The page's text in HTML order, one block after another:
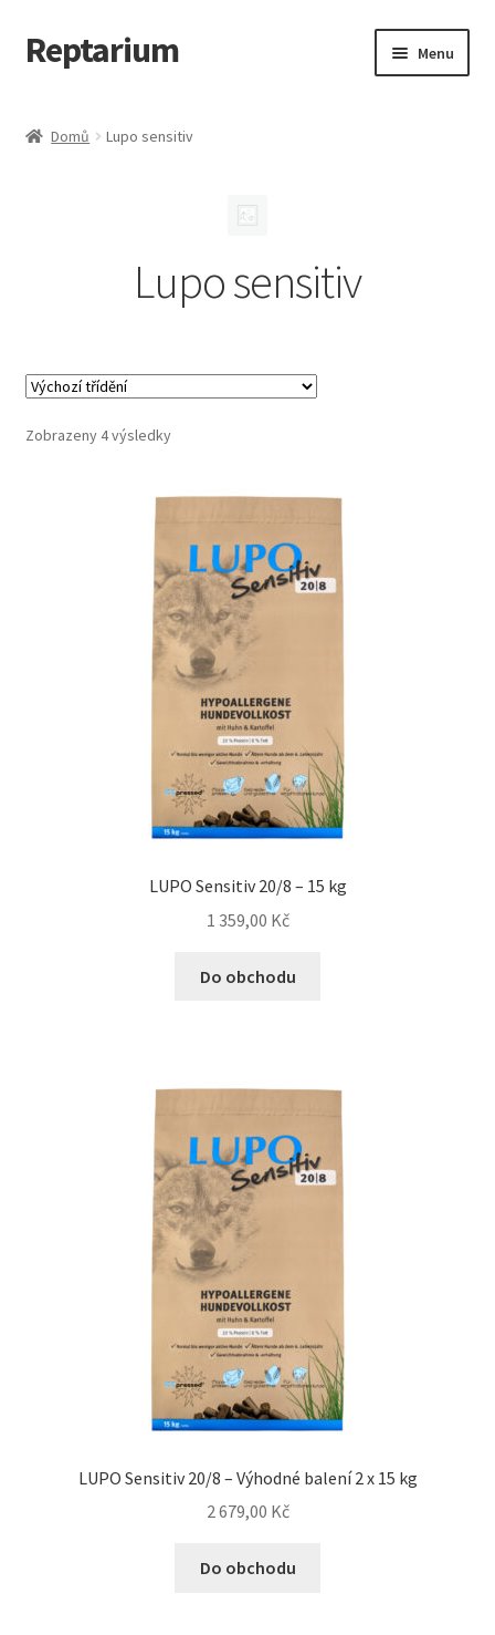
Přeskočit
na
Přejít
k
webu
Reptarium Menu
Malá zvířata — Klece, krmivo, vybavení
Pokladna
Concept for Life pro kočky — Krmivo pro každou životní
Feringa pro kočky — Lisované za studena a přírodní
Fontány pro kočky
Hill’s pro kočky — Veterinární a prémiová výživa
Kočičí toalety
Pamlsky pro kočky
Purizon pro kočky
Royal Canin pro kočky
Škrabadla pro kočky
Veterinární dieta pro kočky
Vše pro psy — Krmivo, doplňky, vybavení
Boudy a výběhy
Domů Lupo sensitiv
Lupo sensitiv
Zobrazeny 4 výsledky
LUPO Sensitiv 20/8 – 15 kg
1 359,00 Kč
Do obchodu
LUPO Sensitiv 20/8 – Výhodné balení 2 x 15 kg
2 679,00 Kč
Do obchodu